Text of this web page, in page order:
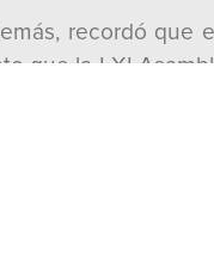
recordó que
que la LXI